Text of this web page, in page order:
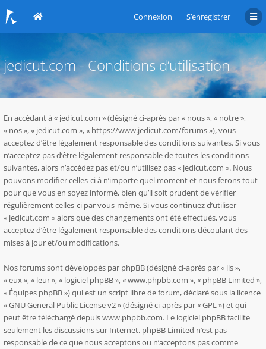
Connexion S’enregistrer
jedicut.com - Conditions d’utilisation
En accédant à « jedicut.com » (désigné ci-après par « nous », « notre »,
« nos », « jedicut.com », « https://www.jedicut.com/forums »), vous
acceptez d’être légalement responsable des conditions suivantes. Si vous
n’acceptez pas d’être légalement responsable de toutes les conditions
suivantes, alors n’accédez pas et/ou n’utilisez pas « jedicut.com ». Nous
pouvons modifier celles-ci à n’importe quel moment et nous ferons tout
pour que vous en soyez informé, bien qu’il soit prudent de vérifier
régulièrement celles-ci par vous-même. Si vous continuez d’utiliser
« jedicut.com » alors que des changements ont été effectués, vous
acceptez d’être légalement responsable des conditions découlant des
mises à jour et/ou modifications.
Nos forums sont développés par phpBB (désigné ci-après par « ils »,
« eux », « leur », « logiciel phpBB », « www.phpbb.com », « phpBB Limited »,
« Équipes phpBB ») qui est un script libre de forum, déclaré sous la licence
«GNU General Public License v2» (désigné ci-après par « GPL ») et qui
peut être téléchargé depuiswww.phpbb.com. Le logiciel phpBB facilite
seulement les discussions sur Internet. phpBB Limited n’est pas
responsable de ce que nous acceptons ou n’acceptons pas comme